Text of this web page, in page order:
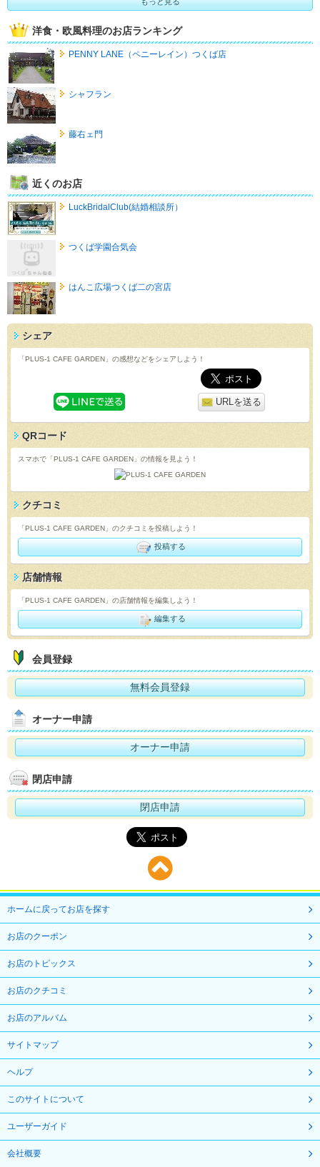
洋食・欧風料理のお店ランキング
PENNY LANE（ペニーレイン）つくば店
シャフラン
藤右ェ門
近くのお店
LuckBridalClub(結婚相談所）
つくば学園合気会
はんこ広場つくば二の宮店
シェア
「PLUS-1 CAFE GARDEN」の感想などをシェアしよう！
URLを送る
QRコード
スマホで「PLUS-1 CAFE GARDEN」の情報を見よう！
クチコミ
「PLUS-1 CAFE GARDEN」のクチコミを投稿しよう！
投稿する
店舗情報
「PLUS-1 CAFE GARDEN」の店舗情報を編集しよう！
編集する
会員登録
無料会員登録
オーナー申請
オーナー申請
閉店申請
閉店申請
ホームに戻ってお店を探す
お店のクーポン
お店のトピックス
お店のクチコミ
お店のアルバム
サイトマップ
ヘルプ
このサイトについて
ユーザーガイド
会社概要